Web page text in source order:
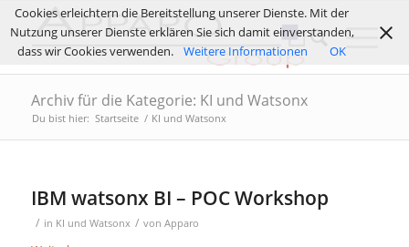
Archiv für die Kategorie: KI und Watsonx
Du bist hier: Startseite / KI und Watsonx
IBM watsonx BI – POC Workshop
/ in KI und Watsonx / von Apparo
Cookies erleichtern die Bereitstellung unserer Dienste. Mit der
Nutzung unserer Dienste erklären Sie sich damit einverstanden,
dass wir Cookies verwenden.
Weitere Informationen OK